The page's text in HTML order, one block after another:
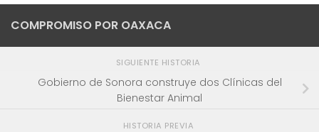
COMPROMISO POR OAXACA
SIGUIENTE HISTORIA
Gobierno de Sonora construye dos Clínicas del
Bienestar Animal
HISTORIA PREVIA